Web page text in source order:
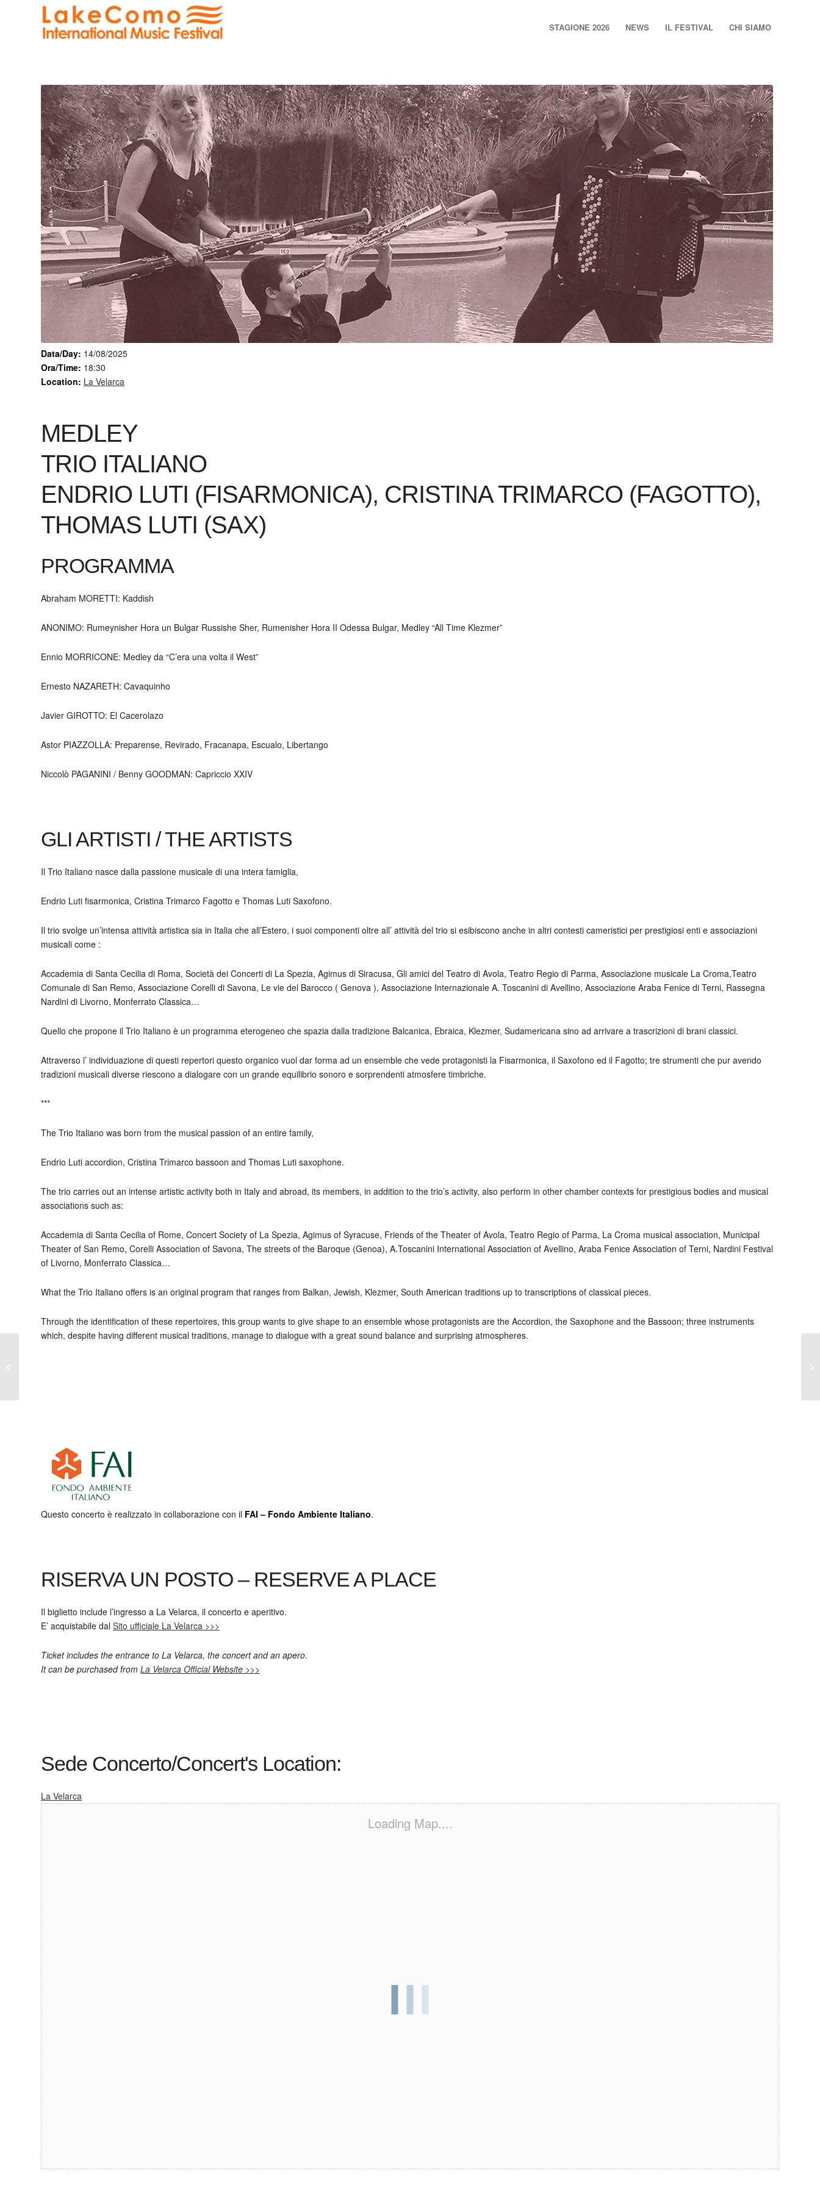
STAGIONE 2026 NEWS IL FESTIVAL CHI SIAMO
Data/Day: 14/08/2025
Ora/Time: 18:30
Location: La Velarca
MEDLEY
TRIO ITALIANO
ENDRIO LUTI (FISARMONICA), CRISTINA TRIMARCO (FAGOTTO),
THOMAS LUTI (SAX)
PROGRAMMA
Abraham MORETTI: Kaddish
ANONIMO: Rumeynisher Hora un Bulgar Russishe Sher, Rumenisher Hora II Odessa Bulgar, Medley “All Time Klezmer”
Ennio MORRICONE: Medley da “C’era una volta il West”
Ernesto NAZARETH: Cavaquinho
Javier GIROTTO: El Cacerolazo
Astor PIAZZOLLA: Preparense, Revirado, Fracanapa, Escualo, Libertango
Niccolò PAGANINI / Benny GOODMAN: Capriccio XXIV
GLI ARTISTI / THE ARTISTS
Il Trio Italiano nasce dalla passione musicale di una intera famiglia,
Endrio Luti fisarmonica, Cristina Trimarco Fagotto e Thomas Luti Saxofono.
Il trio svolge un’intensa attività artistica sia in Italia che all’Estero, i suoi componenti oltre all’ attività del trio si esibiscono anche in altri contesti cameristici per prestigiosi enti e associazioni
musicali come :
Accademia di Santa Cecilia di Roma, Società dei Concerti di La Spezia, Agimus di Siracusa, Gli amici del Teatro di Avola, Teatro Regio di Parma, Associazione musicale La Croma,Teatro
Comunale di San Remo, Associazione Corelli di Savona, Le vie del Barocco ( Genova ), Associazione Internazionale A. Toscanini di Avellino, Associazione Araba Fenice di Terni, Rassegna
Nardini di Livorno, Monferrato Classica…
Quello che propone il Trio Italiano è un programma eterogeneo che spazia dalla tradizione Balcanica, Ebraica, Klezmer, Sudamericana sino ad arrivare a trascrizioni di brani classici.
Attraverso l’ individuazione di questi repertori questo organico vuol dar forma ad un ensemble che vede protagonisti la Fisarmonica, il Saxofono ed il Fagotto; tre strumenti che pur avendo
tradizioni musicali diverse riescono a dialogare con un grande equilibrio sonoro e sorprendenti atmosfere timbriche.
***
The Trio Italiano was born from the musical passion of an entire family,
Endrio Luti accordion, Cristina Trimarco bassoon and Thomas Luti saxophone.
The trio carries out an intense artistic activity both in Italy and abroad, its members, in addition to the trio’s activity, also perform in other chamber contexts for prestigious bodies and musical
associations such as:
Accademia di Santa Cecilia of Rome, Concert Society of La Spezia, Agimus of Syracuse, Friends of the Theater of Avola, Teatro Regio of Parma, La Croma musical association, Municipal
Theater of San Remo, Corelli Association of Savona, The streets of the Baroque (Genoa), A.Toscanini International Association of Avellino, Araba Fenice Association of Terni, Nardini Festival
of Livorno, Monferrato Classica…
What the Trio Italiano offers is an original program that ranges from Balkan, Jewish, Klezmer, South American traditions up to transcriptions of classical pieces.
Through the identification of these repertoires, this group wants to give shape to an ensemble whose protagonists are the Accordion, the Saxophone and the Bassoon; three instruments
which, despite having different musical traditions, manage to dialogue with a great sound balance and surprising atmospheres.
Questo concerto è realizzato in collaborazione con il FAI – Fondo Ambiente Italiano.
RISERVA UN POSTO – RESERVE A PLACE
Il biglietto include l’ingresso a La Velarca, il concerto e aperitivo.
E’ acquistabile dal Sito ufficiale La Velarca >>>
Ticket includes the entrance to La Velarca, the concert and an apero.
It can be purchased from La Velarca Official Website >>>
Sede Concerto/Concert's Location:
La Velarca
Loading Map....